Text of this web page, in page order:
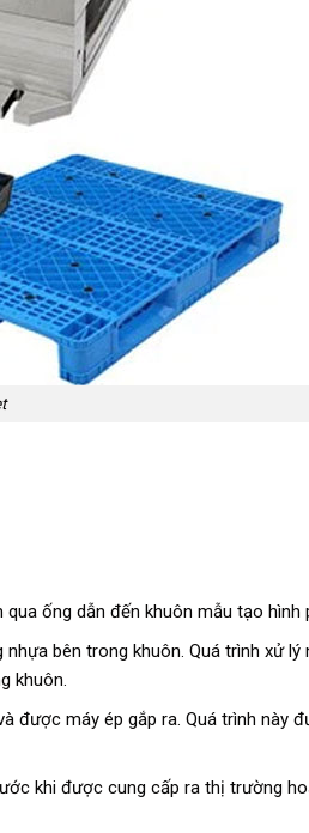
ống dẫn đến khuôn mẫu tạo hình
bên trong khuôn. Quá trình xử
khuôn.
được máy ép gắp ra. Quá trình này
khi được cung cấp ra thị trường